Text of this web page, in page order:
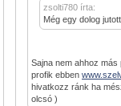
zsolti780 írta:
Még egy dolog
Sajna nem ahhoz
profik ebben
hivatkozz ránk ha
olcsó )